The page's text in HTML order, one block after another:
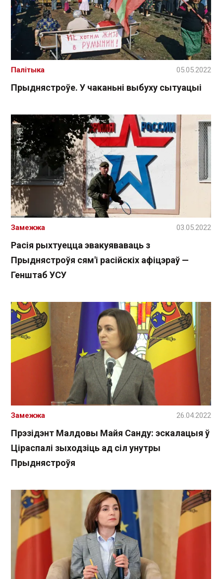
Прыднястроўе. У чаканьні выбуху сытуацыі
Палітыка 05.05.2022
Расія рыхтуецца эвакуяваваць з
Прыднястроўя сям'і расійскіх афіцэраў —
Генштаб УСУ
Замежжа 03.05.2022
Прэзідэнт Малдовы Майя Санду: эскалацыя ў
Ціраспалі зыходзіць ад сіл унутры
Прыднястроўя
Замежжа 26.04.2022